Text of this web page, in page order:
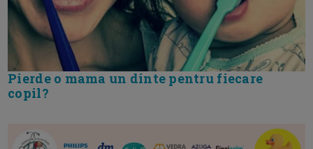
Pierde o mama un dinte pentru fiecare
copil?